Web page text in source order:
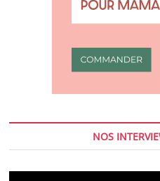
NOS